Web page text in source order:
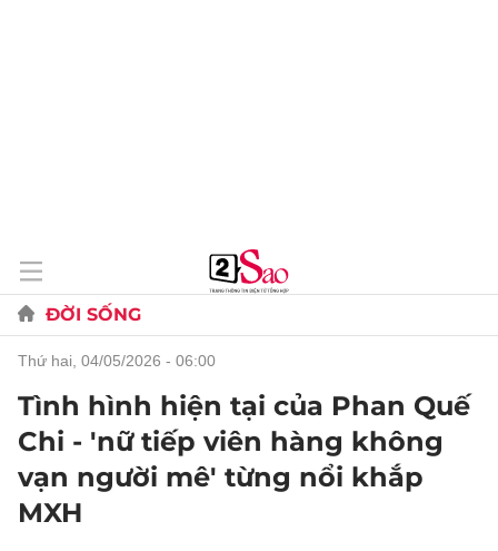
ĐỜI SỐNG
thứ hai, 04/05/2026 - 06:00
Tình hình hiện tại của Phan Quế
Chi - 'nữ tiếp viên hàng không
vạn người mê' từng nổi khắp
MXH